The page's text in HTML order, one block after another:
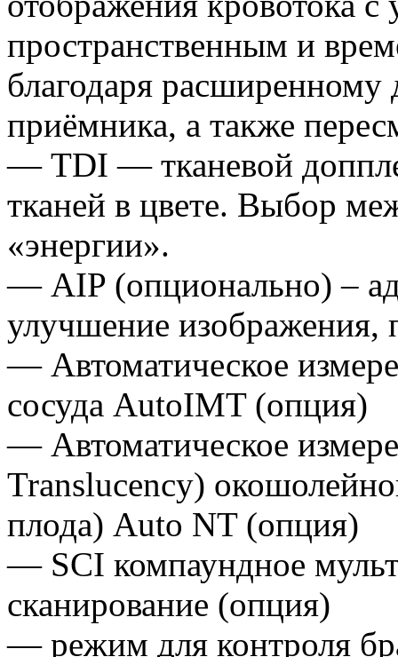
пространственным и
благодаря расширенному
приёмника, а также
— TDI — тканевой
тканей в цвете. Выбор
«энергии».
— AIP (опционально) –
улучшение изображения,
— Автоматическое
сосуда AutoIMT (опция)
— Автоматическое
Translucency)
плода) Auto NT (опция)
— SCI компаундное
сканирование (опция)
— режим для контроля